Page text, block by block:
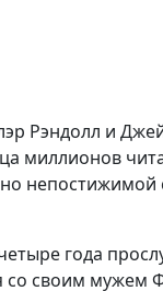
Рэндолл и
миллионов
непостижимой
года
со своим